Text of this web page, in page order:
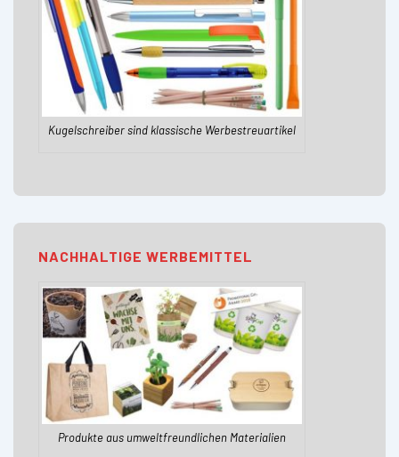
Kugelschreiber sind klassische Werbestreuartikel
NACHHALTIGE WERBEMITTEL
Produkte aus umweltfreundlichen Materialien